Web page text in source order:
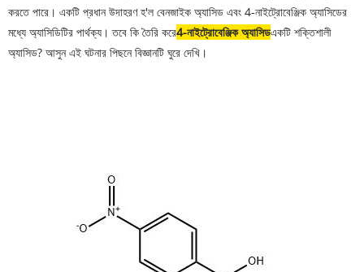
করতে পারে। একটি প্রধান উদাহরণ হ'ল বেনজাইক অ্যাসিড এবং 4-নাইট্রোবেঞ্জিক অ্যাসিডের
মধ্যে অ্যাসিডিটির পার্থক্য। তবে কি তৈরি করে4-নাইট্রোবেঞ্জিক অ্যাসিডএকটি শক্তিশালী
অ্যাসিড? আসুন এই ঘটনার পিছনে বিজ্ঞানটি ঘুরে দেখি।